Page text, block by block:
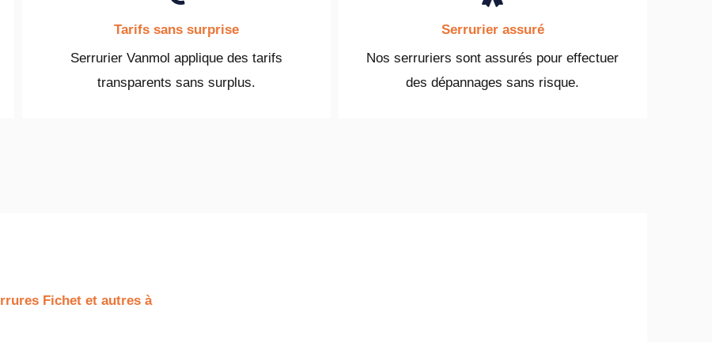
Tarifs sans surprise
Serrurier Vanmol applique des tarifs
transparents sans surplus.
Serrurier assuré
Nos serruriers sont assurés pour effectuer
des dépannages sans risque.
Fichet et autres à